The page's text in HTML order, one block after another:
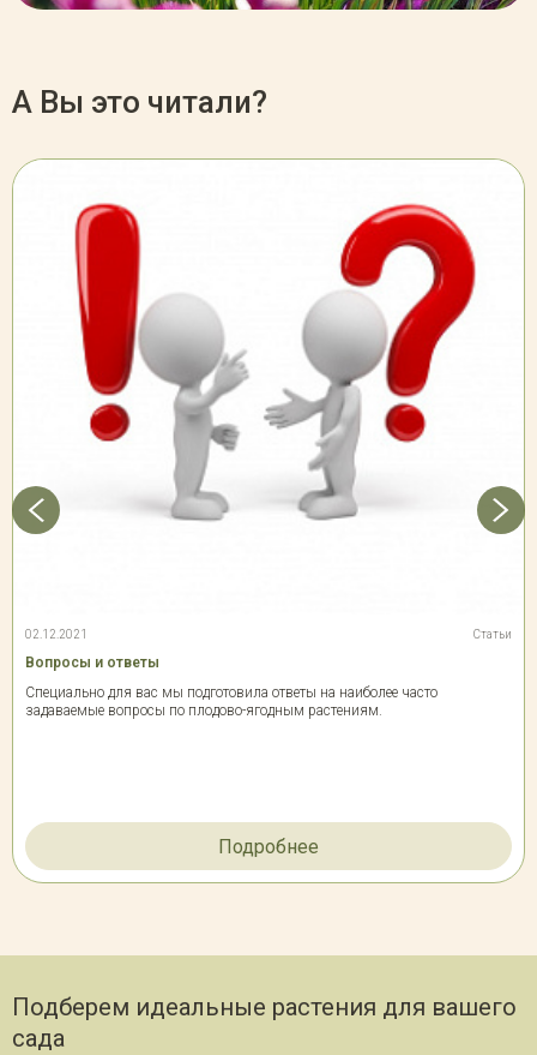
А Вы это читали?
02.12.2021 Статьи
Вопросы и ответы
Специально для вас мы подготовила ответы на наиболее часто
задаваемые вопросы по плодово-ягодным растениям.
Подробнее
Подберем идеальные растения для вашего
сада